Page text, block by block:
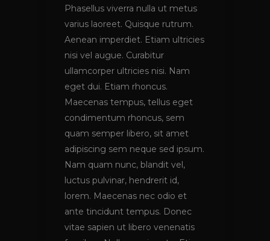
Phasellus viverra nulla ut metus
varius laoreet. Quisque rutrum.
Aenean imperdiet. Etiam ultricies
nisi vel augue. Curabitur
ullamcorper ultricies nisi. Nam
eget dui. Etiam rhoncus.
Maecenas tempus, tellus eget
condimentum rhoncus, sem
quam semper libero, sit amet
adipiscing sem neque sed ipsum.
Nam quam nunc, blandit vel,
luctus pulvinar, hendrerit id,
lorem. Maecenas nec odio et
ante tincidunt tempus. Donec
vitae sapien ut libero venenatis